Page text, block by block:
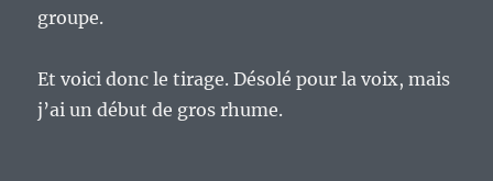
groupe.
Et voici donc le tirage. Désolé pour la voix, mais
j’ai un début de gros rhume.